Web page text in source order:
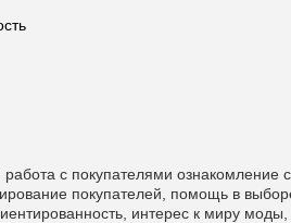
с покупателями ознакомление с
покупателей, помощь в
интерес к миру моды,